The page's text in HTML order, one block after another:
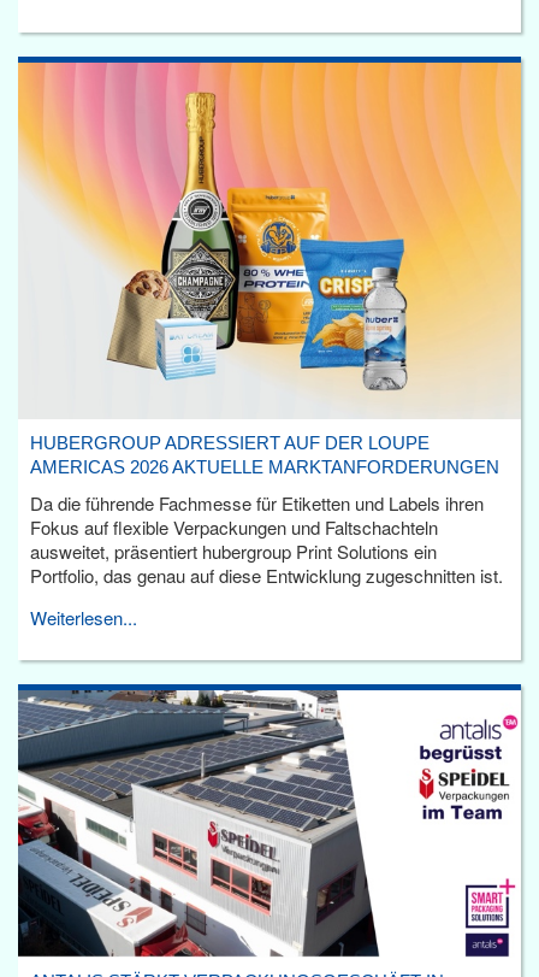
HUBERGROUP ADRESSIERT AUF DER LOUPE
AMERICAS 2026 AKTUELLE MARKTANFORDERUNGEN
Da die führende Fachmesse für Etiketten und Labels ihren
Fokus auf flexible Verpackungen und Faltschachteln
ausweitet, präsentiert hubergroup Print Solutions ein
Portfolio, das genau auf diese Entwicklung zugeschnitten ist.
Weiterlesen...